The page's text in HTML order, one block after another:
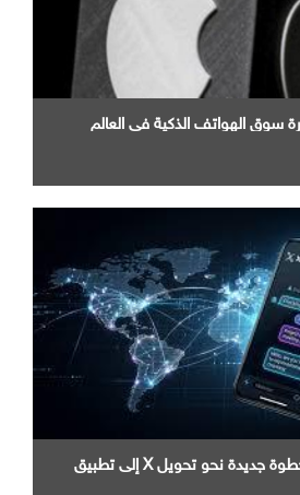
الهواتف الذكية في العالم
إطلاق " XChat " في خطوة جديدة نحو تحويل X إلى تطبيق